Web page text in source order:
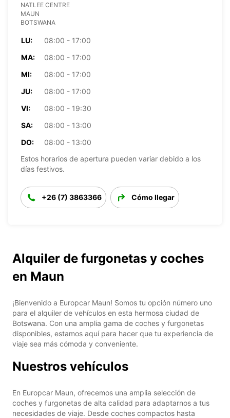
NATLEE CENTRE
MAUN
BOTSWANA
LU:
08:00 - 17:00
MA:
08:00 - 17:00
MI:
08:00 - 17:00
JU:
08:00 - 17:00
VI:
08:00 - 19:30
SA:
08:00 - 13:00
DO:
08:00 - 13:00
Estos horarios de apertura pueden variar debido a los
días festivos.
+26 (7) 3863366 Cómo llegar
Alquiler de furgonetas y coches
en Maun
¡Bienvenido a Europcar Maun! Somos tu opción número uno
para el alquiler de vehículos en esta hermosa ciudad de
Botswana. Con una amplia gama de coches y furgonetas
disponibles, estamos aquí para hacer que tu experiencia de
viaje sea más cómoda y conveniente.
Nuestros vehículos
En Europcar Maun, ofrecemos una amplia selección de
coches y furgonetas de alta calidad para adaptarnos a tus
necesidades de viaje. Desde coches compactos hasta